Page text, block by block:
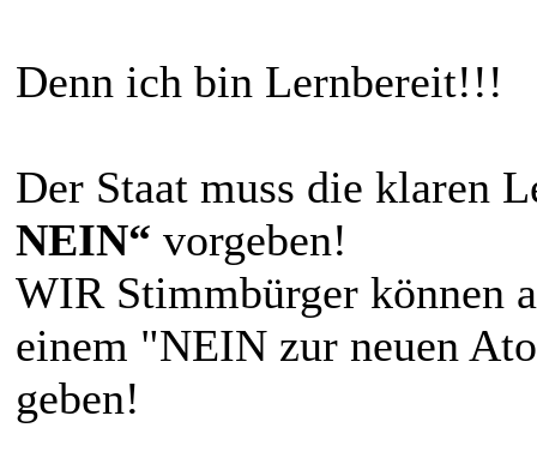
Denn ich bin Lernbereit!!!
Der Staat muss die klaren
NEIN“ vorgeben!
WIR Stimmbürger können
einem "NEIN zur neuen
geben!